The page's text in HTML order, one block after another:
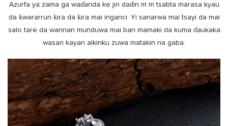
Azurfa ya zama ga waɗanda ke jin daɗin m m tsabta marasa kyau
da ƙwararrun ƙira da ƙira mai inganci. Yi sanarwa mai tsayi da mai
salo tare da wannan munduwa mai ban mamaki da kuma ɗaukaka
wasan kayan aikinku zuwa matakin na gaba.